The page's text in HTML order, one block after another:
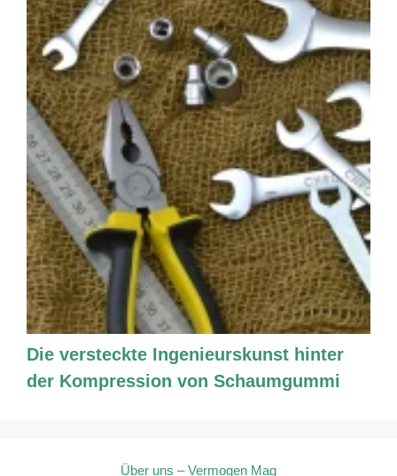
Die versteckte Ingenieurskunst hinter
der Kompression von Schaumgummi
Über uns – Vermogen Mag